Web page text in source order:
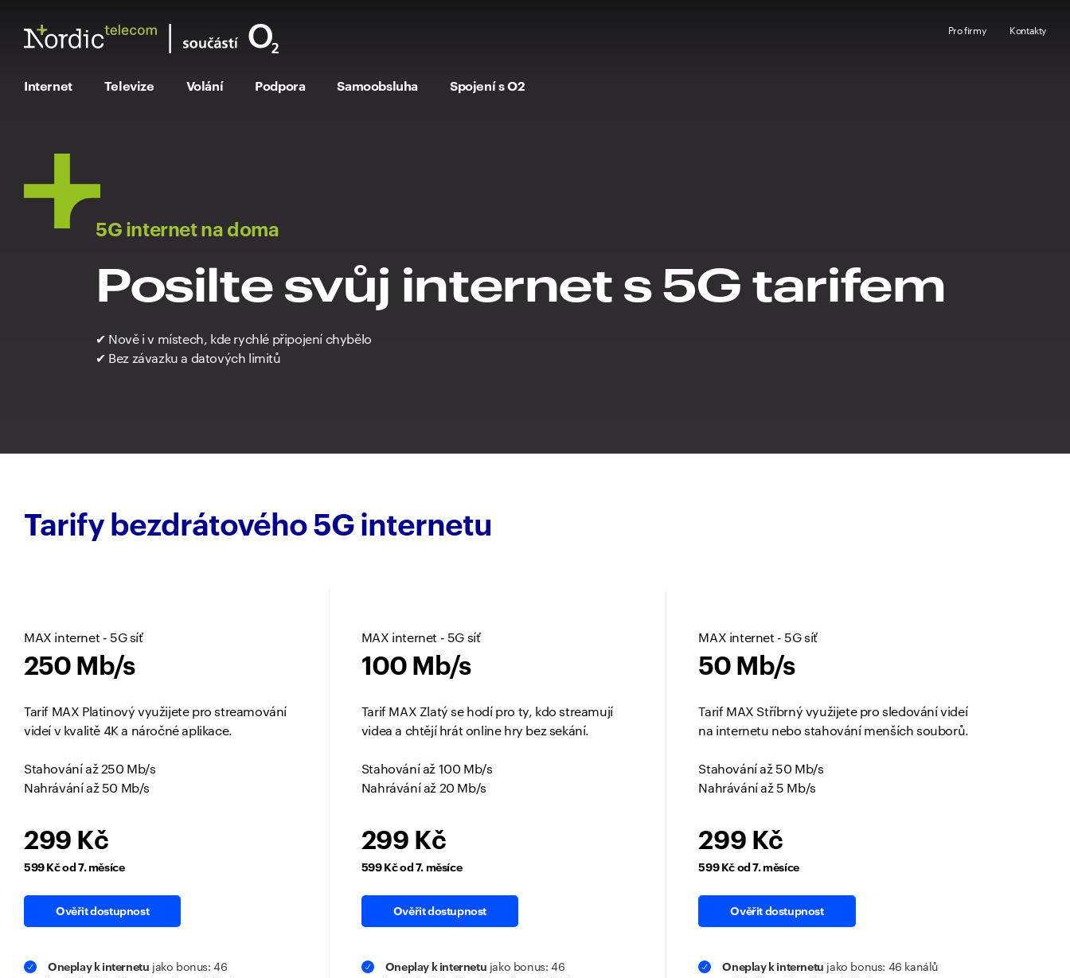
Pro firmy Kontakty
Internet Televize Volání Podpora Samoobsluha Spojení s O2
5G internet na doma
Posilte svůj internet s 5G tarifem
✔ Nově i v místech, kde rychlé připojení chybělo
✔ Bez závazku a datových limitů
Tarify bezdrátového 5G internetu
MAX internet - 5G síť
250 Mb/s
Tarif MAX Platinový využijete pro streamování
videí v kvalitě 4K a náročné aplikace.
Stahování až 250 Mb/s
Nahrávání až 50 Mb/s
299 Kč
599 Kč od 7. měsíce
Ověřit dostupnost
Oneplay k internetu jako bonus: 46
MAX internet - 5G síť
100 Mb/s
Tarif MAX Zlatý se hodí pro ty, kdo streamují
videa a chtějí hrát online hry bez sekání.
Stahování až 100 Mb/s
Nahrávání až 20 Mb/s
299 Kč
599 Kč od 7. měsíce
Ověřit dostupnost
Oneplay k internetu jako bonus: 46
MAX internet - 5G síť
50 Mb/s
Tarif MAX Stříbrný využijete pro sledování videí
na internetu nebo stahování menších souborů.
Stahování až 50 Mb/s
Nahrávání až 5 Mb/s
299 Kč
599 Kč od 7. měsíce
Ověřit dostupnost
Oneplay k internetu jako bonus: 46 kanálů